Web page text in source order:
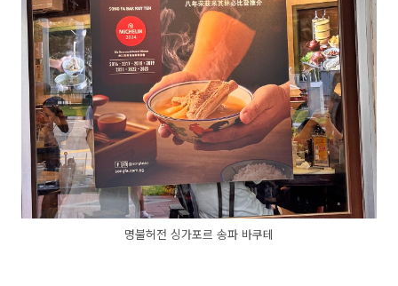
명불허전 싱가포르 송파 바쿠테